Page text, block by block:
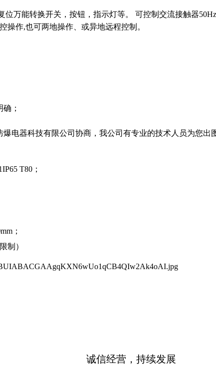
位万能转换开关， 按钮，指示灯等。 可控制交流接触器
操作,也可两地操作、或异地远程控制。
；
电器科技有限公司 协商，我公司有专业的技术人员为您出
T80 ；
；
制）
诚信经营，持续发展